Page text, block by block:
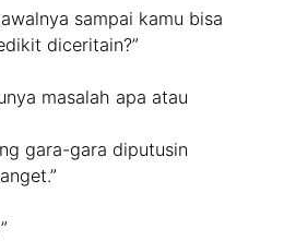
sampai kamu bisa
diceritain?”
masalah apa atau
gara-gara diputusin